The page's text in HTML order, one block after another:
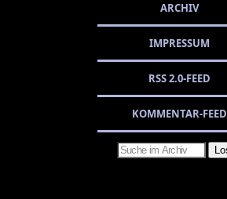
ARCHIV
IMPRESSUM
RSS 2.0-FEED
KOMMENTAR-FEED